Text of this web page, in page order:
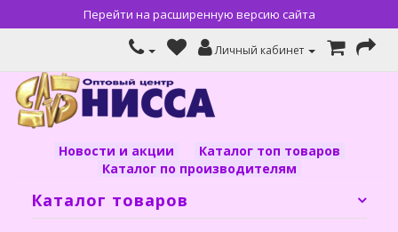
Перейти на расширенную версию сайта
Личный кабинет
Новости и акции
Каталог топ товаров
Каталог по производителям
Каталог товаров